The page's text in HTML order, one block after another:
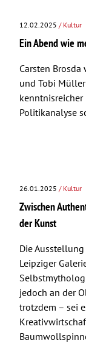
12.02.2025 / Kultur
Ein Abend wie
Carsten Brosda
und Tobi
Politikanalyse
26.01.2025 / Kultur
Zwischen
der Kunst
Die
Leipziger
jedoch an der
trotzdem – sei